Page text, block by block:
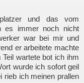
und das vom
es immer noch nicht
war bei mir und
er arbeitete machte
wartete bot ich ihm
wurde ich sofort geil
rieb ich meinen prallen